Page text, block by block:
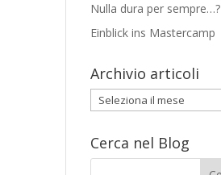
Nulla dura per sempre…?
Einblick ins Mastercamp
Archivio articoli
Archivio
articoli
Cerca nel Blog